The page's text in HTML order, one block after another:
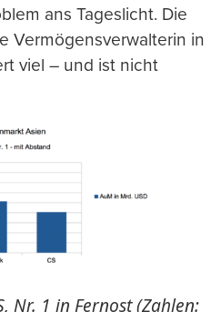
ans Tageslicht. Die
Vermögensverwalterin in
viel – und ist nicht
Nr. 1 in Fernost (Zahlen: